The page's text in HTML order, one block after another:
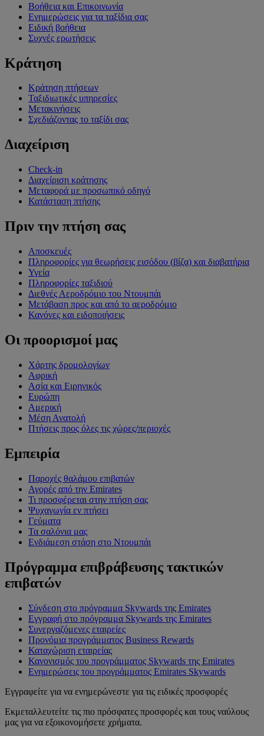
Βοήθεια και Επικοινωνία
Ενημερώσεις για τα ταξίδια σας
Ειδική βοήθεια
Συχνές ερωτήσεις
Κράτηση
Κράτηση πτήσεων
Ταξιδιωτικές υπηρεσίες
Μετακινήσεις
Σχεδιάζοντας το ταξίδι σας
Διαχείριση
Check-in
Διαχείριση κράτησης
Μεταφορά με προσωπικό οδηγό
Κατάσταση πτήσης
Πριν την πτήση σας
Αποσκευές
Πληροφορίες για θεωρήσεις εισόδου (βίζα) και διαβατήρια
Υγεία
Πληροφορίες ταξιδιού
Διεθνές Αεροδρόμιο του Ντουμπάι
Μετάβαση προς και από το αεροδρόμιο
Κανόνες και ειδοποιήσεις
Οι προορισμοί μας
Χάρτης δρομολογίων
Αφρική
Ασία και Ειρηνικός
Ευρώπη
Αμερική
Μέση Ανατολή
Πτήσεις προς όλες τις χώρες/περιοχές
Εμπειρία
Παροχές θαλάμου επιβατών
Αγορές από την Emirates
Τι προσφέρεται στην πτήση σας
Ψυχαγωγία εν πτήσει
Γεύματα
Τα σαλόνια μας
Ενδιάμεση στάση στο Ντουμπάι
Πρόγραμμα επιβράβευσης τακτικών
επιβατών
Σύνδεση στο πρόγραμμα Skywards της Emirates
Εγγραφή στο πρόγραμμα Skywards της Emirates
Συνεργαζόμενες εταιρείες
Προνόμια προγράμματος Business Rewards
Καταχώριση εταιρείας
Κανονισμός του προγράμματος Skywards της Emirates
Ενημερώσεις του προγράμματος Emirates Skywards
Εγγραφείτε για να ενημερώνεστε για τις ειδικές προσφορές
Εκμεταλλευτείτε τις πιο πρόσφατες προσφορές και τους ναύλους
μας για να εξοικονομήσετε χρήματα.